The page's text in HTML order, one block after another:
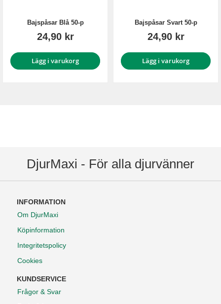
Bajspåsar Blå 50-p
24,90 kr
Lägg i varukorg
Bajspåsar Svart 50-p
24,90 kr
Lägg i varukorg
DjurMaxi - För alla djurvänner
INFORMATION
Om DjurMaxi
Köpinformation
Integritetspolicy
Cookies
KUNDSERVICE
Frågor & Svar